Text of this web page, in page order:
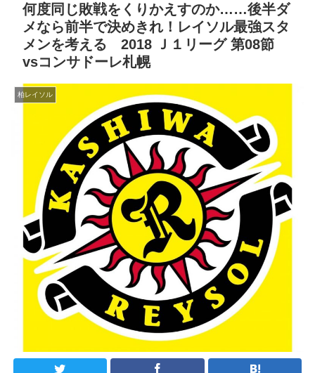
何度同じ敗戦をくりかえすのか……後半ダ
メなら前半で決めきれ！レイソル最強スタ
メンを考える 2018 Ｊ１リーグ 第08節
vsコンサドーレ札幌
柏レイソル